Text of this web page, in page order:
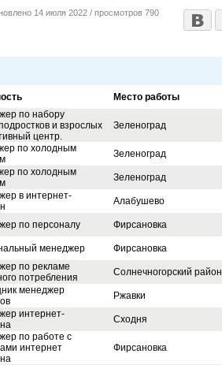
14 июля 2022 / просмотров 790
Место работы
по набору
и взрослых
центр.
Зеленоград
по холодным
Зеленоград
по холодным
Зеленоград
в интернет-
Алабушево
по персоналу Фирсановка
менеджер Фирсановка
по рекламе
потребления
Солнечногорский район
менеджер
Ржавки
интернет-
Сходня
по работе с
интернет
Фирсановка